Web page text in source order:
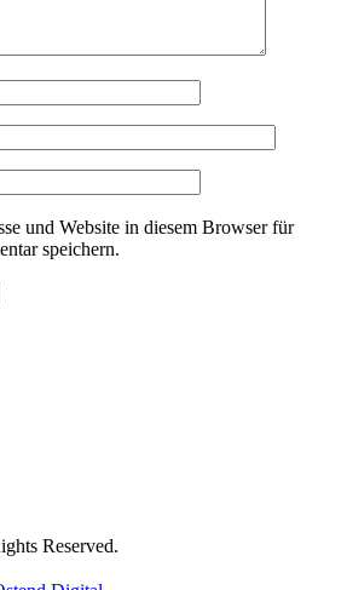
und Website in diesem Browser für
speichern.
Reserved.